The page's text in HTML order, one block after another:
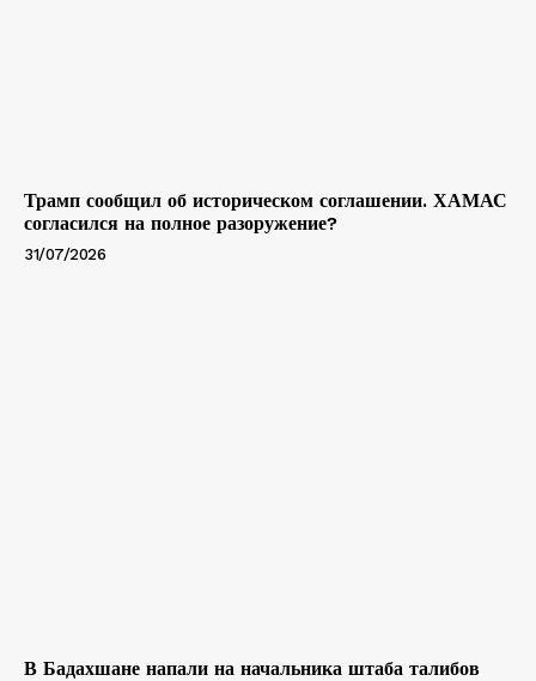
Трамп сообщил об историческом соглашении. ХАМАС
согласился на полное разоружение?
31/07/2026
В Бадахшане напали на начальника штаба талибов